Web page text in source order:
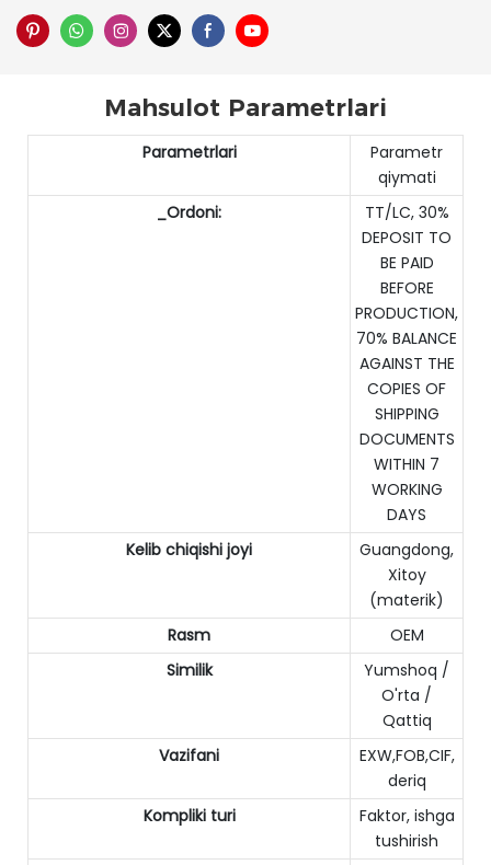
Mahsulot Parametrlari
Parametrlari
Parametr
qiymati
_Ordoni:
TT/LC, 30%
DEPOSIT TO
BE PAID
BEFORE
PRODUCTION,
70% BALANCE
AGAINST THE
COPIES OF
SHIPPING
DOCUMENTS
WITHIN 7
WORKING
DAYS
Kelib chiqishi joyi
Guangdong,
Xitoy
(materik)
Rasm
OEM
Similik
Yumshoq /
O'rta /
Qattiq
Vazifani
EXW,FOB,CIF,
deriq
Kompliki turi
Faktor, ishga
tushirish